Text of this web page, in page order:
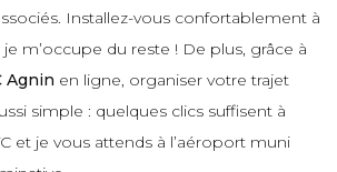
Installez-vous confortablement à
m’occupe du reste ! De plus, grâce à
Agnin en ligne, organiser votre trajet
simple : quelques clics suffisent à
et je vous attends à l’aéroport muni